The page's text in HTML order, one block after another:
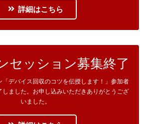
詳細はこちら
セッション募集終了
デバイス回収のコツを伝授します！」参加者
ました。お申し込みいただきありがとうござ
いました。